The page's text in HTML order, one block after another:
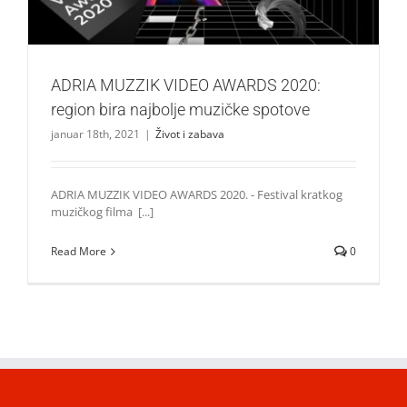
ADRIA MUZZIK VIDEO AWARDS 2020:
region bira najbolje muzičke spotove
januar 18th, 2021 | Život i zabava
ADRIA MUZZIK VIDEO AWARDS 2020. - Festival kratkog
muzičkog filma [...]
Read More 0